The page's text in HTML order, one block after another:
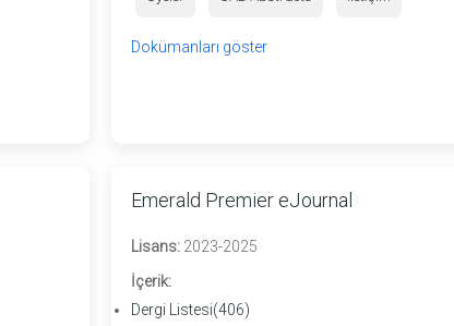
Dokümanları göster
Emerald Premier eJournal
Lisans: 2023-2025
İçerik:
Dergi Listesi(406)